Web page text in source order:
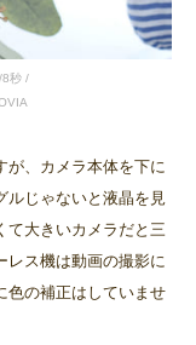
秒 /
が、カメラ本体を下に
ルじゃないと液晶を見
て大きいカメラだと三
レス機は動画の撮影に
色の補正はしていませ